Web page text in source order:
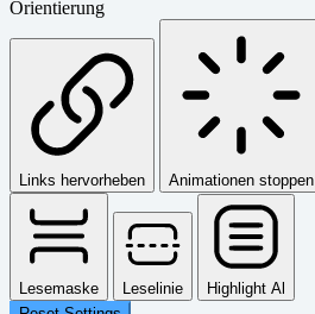
Orientierung
Links hervorheben Animationen stoppen
Lesemaske Leselinie
Highlight Al